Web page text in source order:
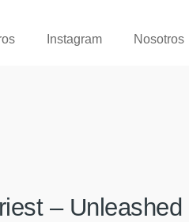
Instagram Nosotros
– Unleashed